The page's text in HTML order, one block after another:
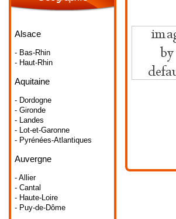
Alsace
- Bas-Rhin
- Haut-Rhin
Aquitaine
- Dordogne
- Gironde
- Landes
- Lot-et-Garonne
- Pyrénées-Atlantiques
Auvergne
- Allier
- Cantal
- Haute-Loire
- Puy-de-Dôme